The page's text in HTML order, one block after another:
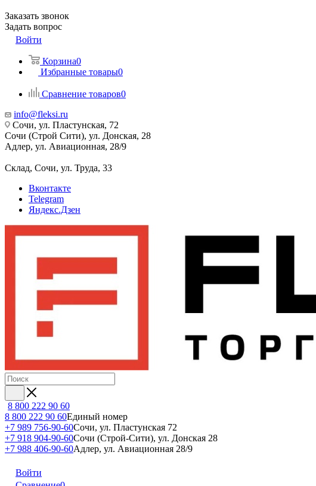
Заказать звонок
Задать вопрос
Войти
Корзина0
Избранные товары0
Сравнение товаров0
info@fleksi.ru
Сочи, ул. Пластунская, 72
Сочи (Строй Сити), ул. Донская, 28
Адлер, ул. Авиационная, 28/9
Склад, Сочи, ул. Труда, 33
Вконтакте
Telegram
Яндекс.Дзен
8 800 222 90 60
8 800 222 90 60Единый номер
+7 989 756-90-60Сочи, ул. Пластунская 72
+7 918 904-90-60Сочи (Строй-Сити), ул. Донская 28
+7 988 406-90-60Адлер, ул. Авиационная 28/9
Войти